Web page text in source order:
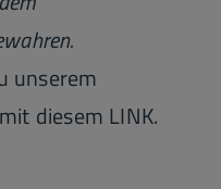
unserem
diesem LINK.